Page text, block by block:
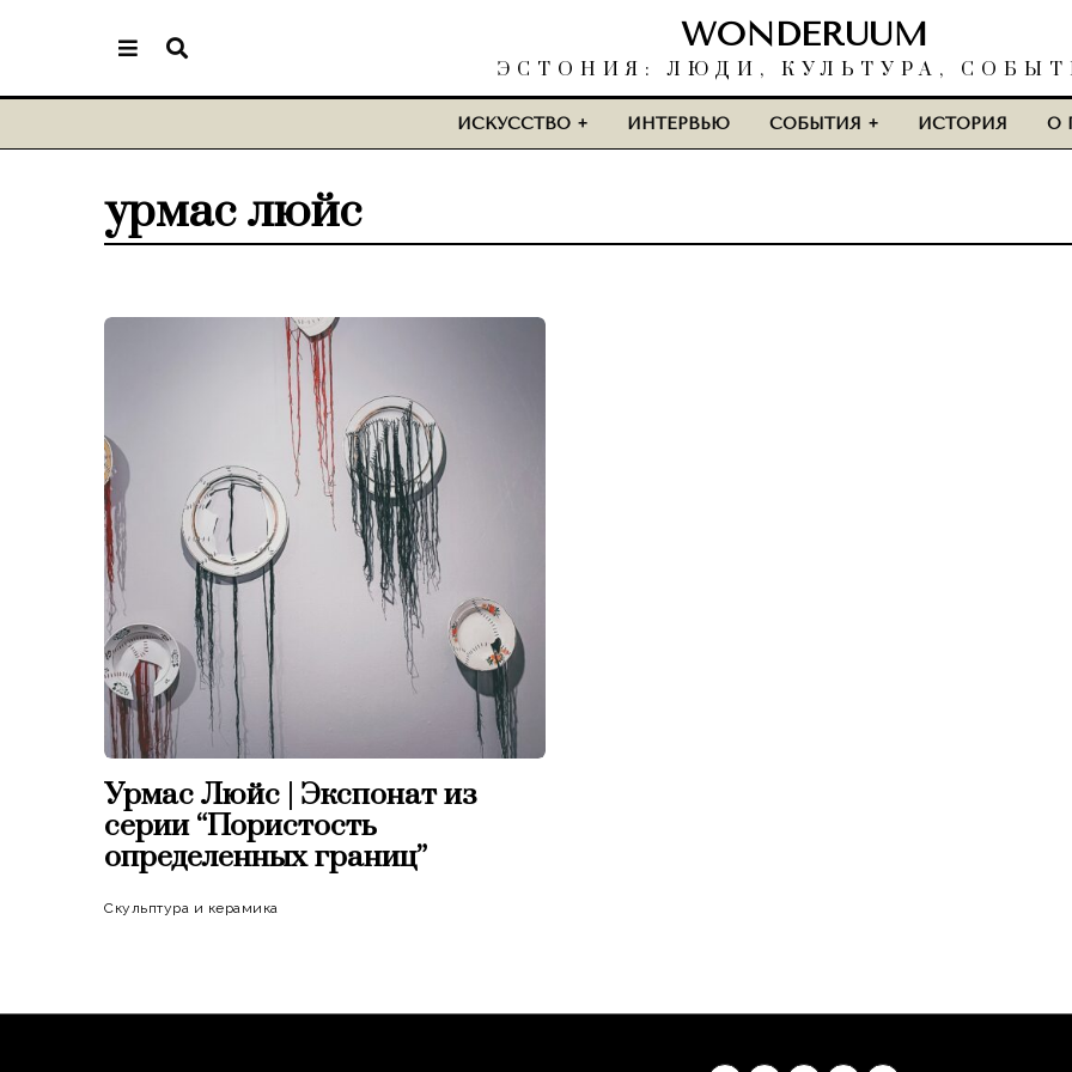
WONDERUUM
ЭСТОНИЯ: ЛЮДИ, КУЛЬТУРА,
ИСКУССТВО ИНТЕРВЬЮ СОБЫТИЯ ИСТОРИЯ О
урмас люйс
Урмас Люйс | Экспонат из
серии “Пористость
определенных границ”
Скульптура и керамика